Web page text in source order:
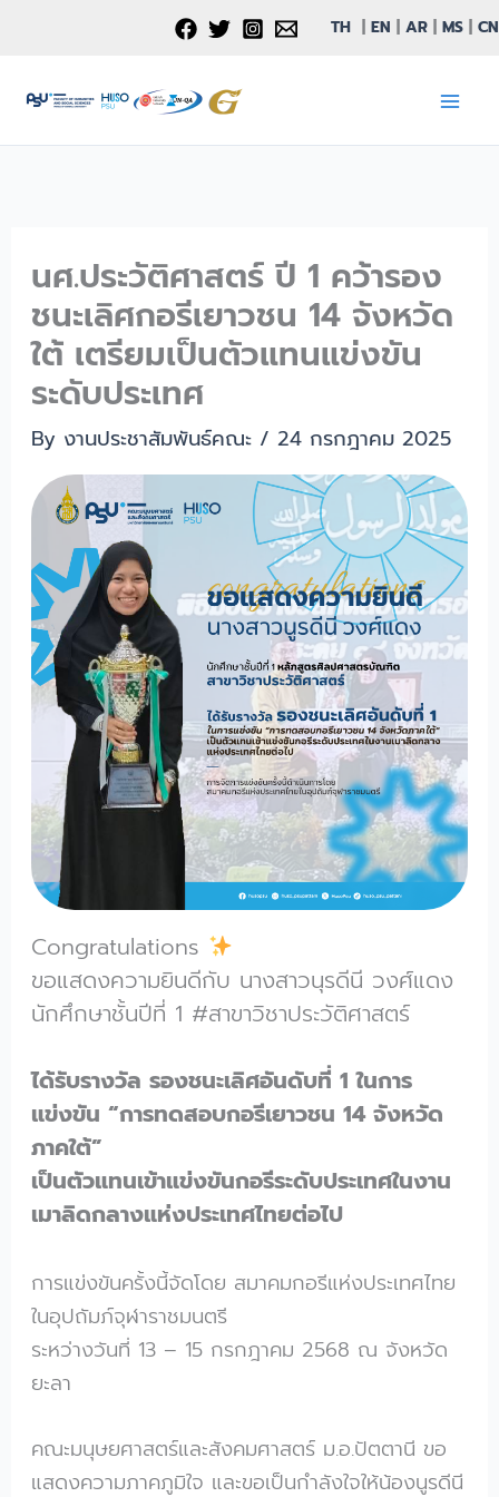
TH EN AR MS CN
นศ.ประวัติศาสตร์ ปี 1 คว้ารอง
ชนะเลิศกอรีเยาวชน 14 จังหวัด
ใต้ เตรียมเป็นตัวแทนแข่งขัน
ระดับประเทศ
By งานประชาสัมพันธ์คณะ /24 กรกฎาคม 2025
Congratulations
ขอแสดงความยินดีกับ นางสาวนุรดีนี วงศ์แดง
นักศึกษาชั้นปีที่ 1 #สาขาวิชาประวัติศาสตร์
ได้รับรางวัล รองชนะเลิศอันดับที่ 1 ในการ
แข่งขัน “การทดสอบกอรีเยาวชน 14 จังหวัด
ภาคใต้”
เป็นตัวแทนเข้าแข่งขันกอรีระดับประเทศในงาน
เมาลิดกลางแห่งประเทศไทยต่อไป
การแข่งขันครั้งนี้จัดโดย สมาคมกอรีแห่งประเทศไทย
ในอุปถัมภ์จุฬาราชมนตรี
ระหว่างวันที่ 13 – 15 กรกฎาคม 2568 ณ จังหวัด
ยะลา
คณะมนุษยศาสตร์และสังคมศาสตร์ ม.อ.ปัตตานี ขอ
แสดงความภาคภูมิใจ และขอเป็นกำลังใจให้น้องนูรดีนี